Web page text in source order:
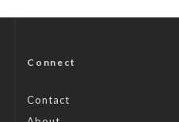
Connect
Contact